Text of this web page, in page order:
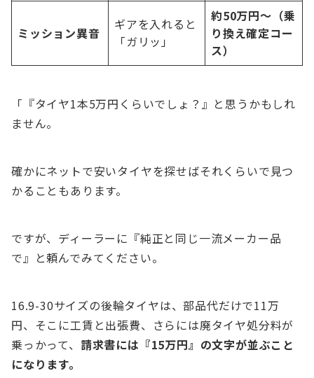
ミッション異音
ギアを入れると
「ガリッ」
約50万円〜（乗
り換え確定コー
ス）
「『タイヤ1本5万円くらいでしょ？』と思うかもしれ
ません。
確かにネットで安いタイヤを探せばそれくらいで見つ
かることもあります。
ですが、ディーラーに『純正と同じ一流メーカー品
で』と頼んでみてください。
16.9-30サイズの後輪タイヤは、部品代だけで11万
円、そこに工賃と出張費、さらには廃タイヤ処分料が
乗っかって、 請求書には『15万円』の文字が並ぶこと
になります。